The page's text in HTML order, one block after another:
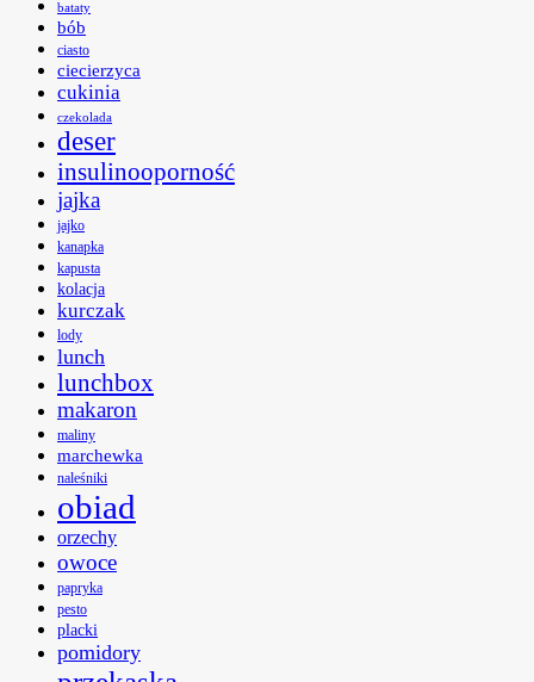
bataty
bób
ciasto
ciecierzyca
cukinia
czekolada
deser
insulinooporność
jajka
jajko
kanapka
kapusta
kolacja
kurczak
lody
lunch
lunchbox
makaron
maliny
marchewka
naleśniki
obiad
orzechy
owoce
papryka
pesto
placki
pomidory